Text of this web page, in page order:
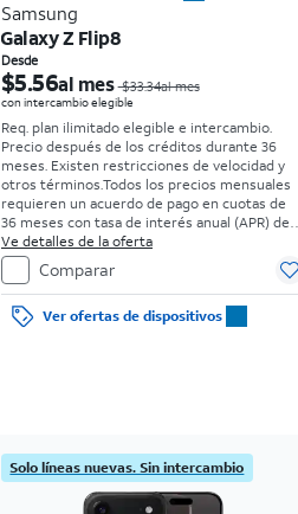
Samsung
Galaxy Z Flip8
Desde
$5.56al mes$33.34al mes
con intercambio elegible
Req. plan ilimitado elegible e intercambio.
Precio después de los créditos durante 36
meses. Existen restricciones de velocidad y
otros términos.Todos los precios mensuales
requieren un acuerdo de pago en cuotas de
36 meses con tasa de interés anual (APR) del
0%. Sin cargo inicial para clientes elegibles y
con buenos antecedentes. El impuesto sobre
el precio de venta normal se paga al momento
de la compra. Existen restricciones.
Ve detalles de la oferta
Comparar
Ver ofertas de dispositivos
Solo líneas nuevas. Sin intercambio